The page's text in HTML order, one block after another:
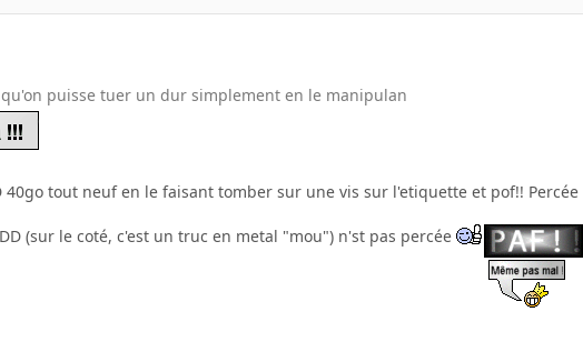
puisse tuer un dur simplement en le manipulan
tout neuf en le faisant tomber sur une vis sur l'etiquette et pof!! Percée
(sur le coté, c'est un truc en metal "mou") n'st pas percée